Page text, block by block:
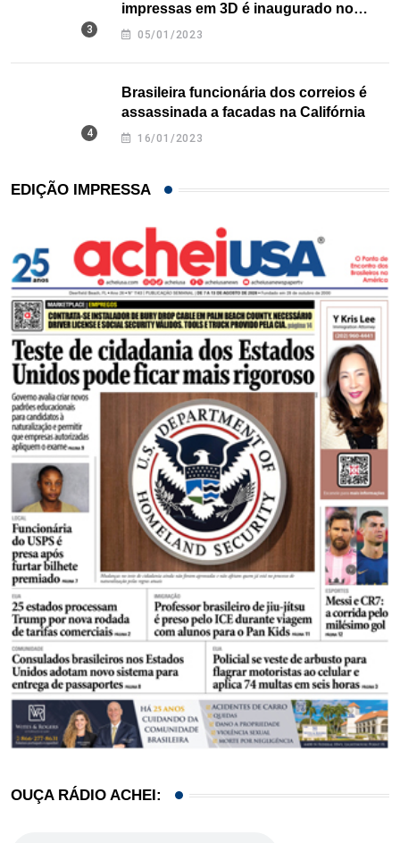
impressas em 3D é inaugurado no
Texas
05/01/2023
Brasileira funcionária dos correios é
assassinada a facadas na Califórnia
16/01/2023
EDIÇÃO IMPRESSA
OUÇA RÁDIO ACHEI: